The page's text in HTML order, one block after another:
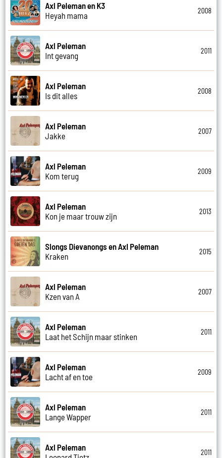
Axl Peleman en K3
Heyah mama
2008
Axl Peleman
Int gevang
2011
Axl Peleman
Is dit alles
2008
Axl Peleman
Jakke
2007
Axl Peleman
Kom terug
2009
Axl Peleman
Kon je maar trouw zijn
2013
Slongs Dievanongs en Axl Peleman
Kraken
2015
Axl Peleman
Kzen van A
2007
Axl Peleman
Laat het Schijn maar stinken
2011
Axl Peleman
Lacht af en toe
2009
Axl Peleman
Lange Wapper
2011
Axl Peleman
2011